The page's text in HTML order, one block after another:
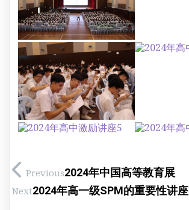
Previous2024年中国高等教育展
Next2024年高一级SPM的重要性讲座